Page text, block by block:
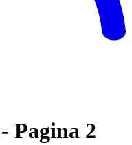
Pagina 2